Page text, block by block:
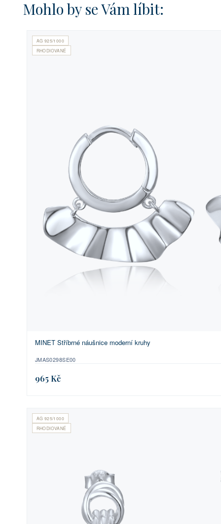
Mohlo by se Vám líbit:
AG 925/1000
RHODIOVANÉ
MINET Stříbrné náušnice moderní kruhy
JMAS0298SE00
965 Kč
AG 925/1000
RHODIOVANÉ